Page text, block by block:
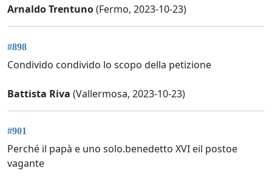
Arnaldo Trentuno(Fermo, 2023-10-23)
#898
Condivido condivido lo scopo della petizione
Battista Riva (Vallermosa, 2023-10-23)
#901
Perché il papà e uno solo.benedetto XVI eil postoe
vagante